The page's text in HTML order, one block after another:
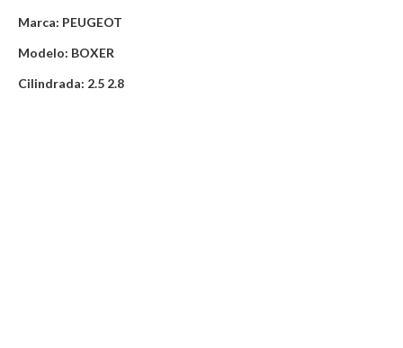
Marca: PEUGEOT
Modelo: BOXER
Cilindrada: 2.5 2.8